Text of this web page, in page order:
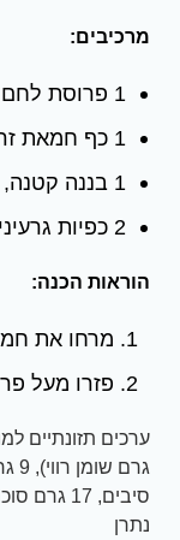
מרכיבים:
1 פרוסת לחם קלוי מחיטה מלאה
1 כף חמאת זרעי חמניה
1 בננה קטנה, פרוסה
2 כפיות גרעיני חמניה קלויים
הוראות הכנה:
מרחו את
פזרו מעל
נתרן